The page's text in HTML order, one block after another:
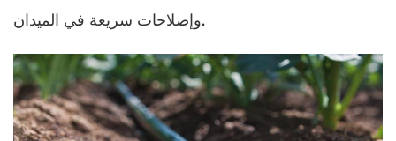
وإصلاحات سريعة في الميدان.